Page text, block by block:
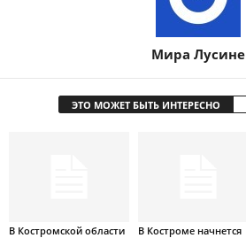
Мира Лусине
ЭТО МОЖЕТ БЫТЬ ИНТЕРЕСНО
В Костромской области
В Костроме начнется